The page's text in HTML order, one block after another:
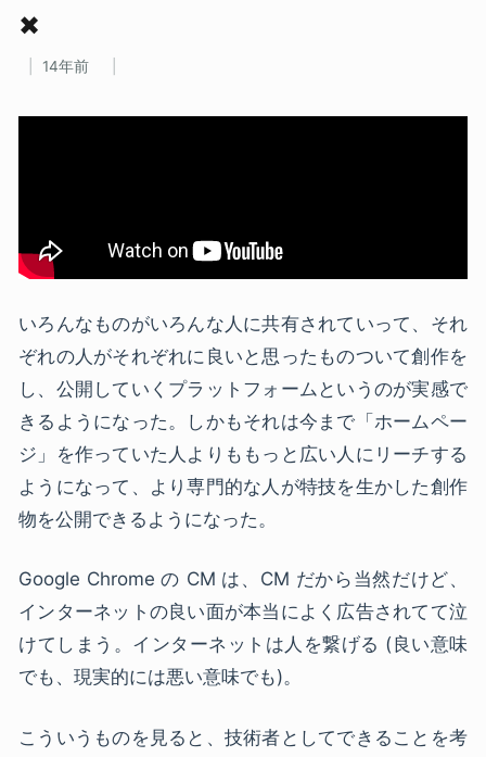
✖
14年前
いろんなものがいろんな人に共有されていって、それ
ぞれの人がそれぞれに良いと思ったものついて創作を
し、公開していくプラットフォームというのが実感で
きるようになった。しかもそれは今まで「ホームペー
ジ」を作っていた人よりももっと広い人にリーチする
ようになって、より専門的な人が特技を生かした創作
物を公開できるようになった。
Google Chrome の CM は、CM だから当然だけど、
インターネットの良い面が本当によく広告されてて泣
けてしまう。インターネットは人を繋げる (良い意味
でも、現実的には悪い意味でも)。
こういうものを見ると、技術者としてできることを考